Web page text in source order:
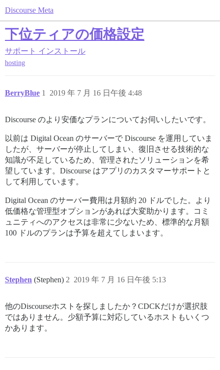
Discourse Meta
下位ティアの価格設定
サポート インストール
hosting
BerryBlue 2019 年 7 月 16 日午後 4:48
1
Discourse のより安価なプランについてお伺いしたいです。
以前は Digital Ocean のサーバーで Discourse を運用していま
したが、サーバーが停止してしまい、復旧させる技術的な
知識が不足しているため、管理されたソリューションを希
望しています。Discourse はアプリのカスタマーサポートと
して利用しています。
Digital Ocean のサーバー費用は月額約 20 ドルでした。より
低価格な管理型オプションがあれば大変助かります。コミ
ュニティへのアクセスは非常に少ないため、標準的な月額
100 ドルのプランは予算を超えてしまいます。
Stephen (Stephen) 2019 年 7 月 16 日午後 5:13
2
他のDiscourseホストを探しましたか？CDCKだけが選択肢
ではありません。少額予算に対応しているホストもいくつ
かあります。